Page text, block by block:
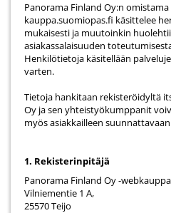
Panorama Finland Oy:n
kauppa.suomiopas.fi käsittelee
mukaisesti ja muutoinkin
asiakassalaisuuden
Henkilötietoja käsitellään
varten.
Tietoja hankitaan rekisteröidyltä
Oy ja sen yhteistyökumppanit
myös asiakkailleen
1. Rekisterinpitäjä
Panorama Finland Oy -webkauppa
Vilniementie 1 A,
25570 Teijo